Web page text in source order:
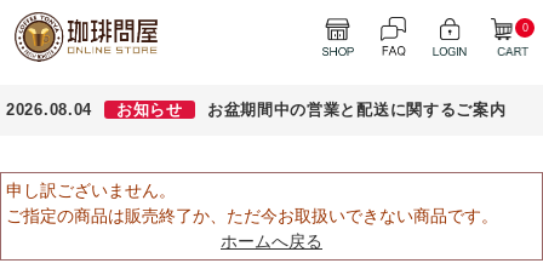
0
2026.08.04 お知らせ お盆期間中の営業と配送に関するご案内
申し訳ございません。
ご指定の商品は販売終了か、ただ今お取扱いできない商品です。
ホームへ戻る